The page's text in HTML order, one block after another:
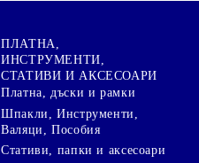
ПЛАТНА,
ИНСТРУМЕНТИ,
СТАТИВИ И АКСЕСОАРИ
Платна, дъски и рамки
Шпакли, Инструменти,
Валяци, Пособия
Стативи, папки и аксесоари